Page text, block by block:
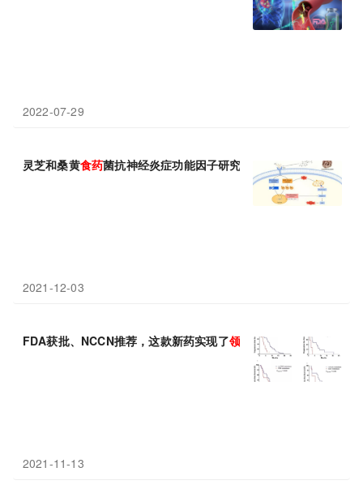
2022-07-29
灵芝和桑黄食药菌抗神经炎症功能因子研究 取得新进展
2021-12-03
FDA获批、NCCN推荐，这款新药实现了领域 内口服靶向药
2021-11-13